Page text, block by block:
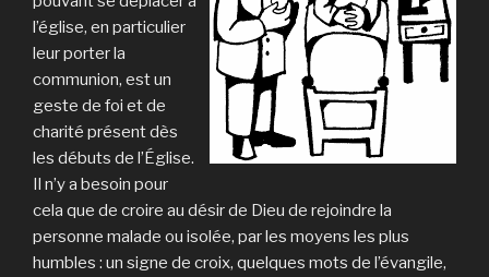
l’église, en particulier
leur porter la
communion, est un
geste de foi et de
charité présent dès
les débuts de l’Église.
Il n’y a besoin pour
cela que de croire au désir de Dieu de rejoindre la
personne malade ou isolée, par les moyens les plus
humbles : un signe de croix, quelques mots de l’évangile,